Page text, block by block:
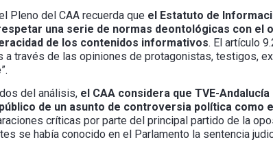
Pleno del CAA recuerda que el Estatuto de
una serie de normas deontológicas con el
de los contenidos informativos. El artículo
a través de las opiniones de protagonistas, testigos,
del análisis, el CAA considera que TVE-
de un asunto de controversia política como
críticas por parte del principal partido de la
se había conocido en el Parlamento la sentencia